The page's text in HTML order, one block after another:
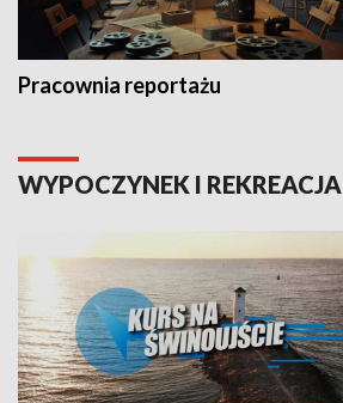
Pracownia reportażu
WYPOCZYNEK I REKREACJA